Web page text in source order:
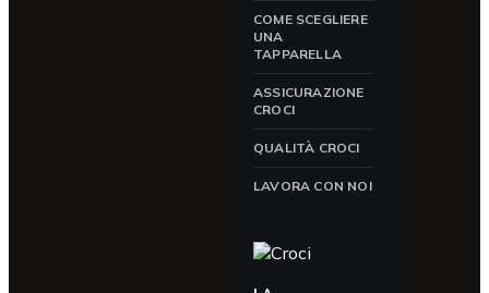
COME SCEGLIERE
UNA
TAPPARELLA
ASSICURAZIONE
CROCI
QUALITÀ CROCI
LAVORA CON NOI